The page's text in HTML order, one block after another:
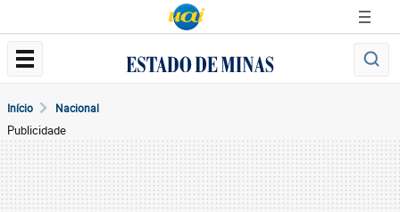
Início Nacional
Publicidade